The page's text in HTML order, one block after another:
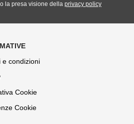
la presa visione della privacy policy
e condizioni
Cookie
Cookie